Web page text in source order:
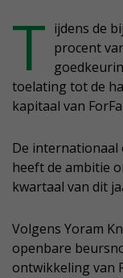
T ijdens de
procent
toelating tot de
kapitaal van
De internationaal
heeft de ambitie
kwartaal van dit
Volgens Yoram
openbare
ontwikkeling van